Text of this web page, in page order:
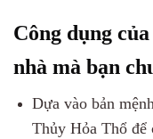
Công dụng
nhà mà bạn
Dựa vào bản
Thủy Hỏa Thổ để